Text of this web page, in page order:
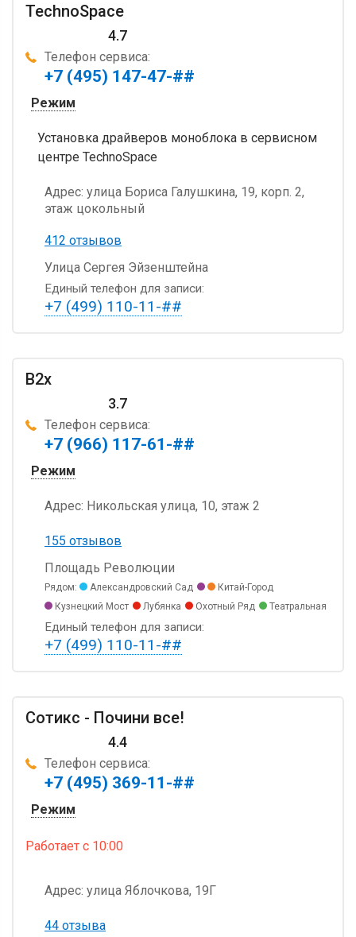
TechnoSpace
4.7
Телефон сервиса:
+7 (495) 147-47-##
Режим
Установка драйверов моноблока в сервисном
центре TechnoSpace
Адрес: улица Бориса Галушкина, 19, корп. 2,
этаж цокольный
412 отзывов
Улица Сергея Эйзенштейна
Единый телефон для записи:
+7 (499) 110-11-##
B2x
3.7
Телефон сервиса:
+7 (966) 117-61-##
Режим
Адрес: Никольская улица, 10, этаж 2
155 отзывов
Площадь Революции
Рядом: Александровский Сад
Китай-Город
Кузнецкий Мост
Лубянка Охотный Ряд Театральная
Единый телефон для записи:
+7 (499) 110-11-##
Сотикс - Почини все!
4.4
Телефон сервиса:
+7 (495) 369-11-##
Режим
Работает с 10:00
Адрес: улица Яблочкова, 19Г
44 отзыва